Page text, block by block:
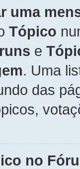
uma
Tópico
e
. Uma
das
no